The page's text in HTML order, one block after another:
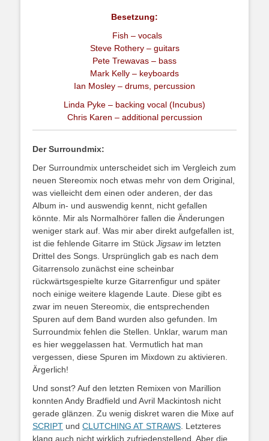
Besetzung:
Fish – vocals
Steve Rothery – guitars
Pete Trewavas – bass
Mark Kelly – keyboards
Ian Mosley – drums, percussion
Linda Pyke – backing vocal (Incubus)
Chris Karen – additional percussion
Der Surroundmix:
Der Surroundmix unterscheidet sich im Vergleich zum
neuen Stereomix noch etwas mehr von dem Original,
was vielleicht dem einen oder anderen, der das
Album in- und auswendig kennt, nicht gefallen
könnte. Mir als Normalhörer fallen die Änderungen
weniger stark auf. Was mir aber direkt aufgefallen ist,
ist die fehlende Gitarre im Stück Jigsawim letzten
Drittel des Songs. Ursprünglich gab es nach dem
Gitarrensolo zunächst eine scheinbar
rückwärtsgespielte kurze Gitarrenfigur und später
noch einige weitere klagende Laute. Diese gibt es
zwar im neuen Stereomix, die entsprechenden
Spuren auf dem Band wurden also gefunden. Im
Surroundmix fehlen die Stellen. Unklar, warum man
es hier weggelassen hat. Vermutlich hat man
vergessen, diese Spuren im Mixdown zu aktivieren.
Ärgerlich!
Und sonst? Auf den letzten Remixen von Marillion
konnten Andy Bradfield und Avril Mackintosh nicht
gerade glänzen. Zu wenig diskret waren die Mixe auf
SCRIPT und CLUTCHING AT STRAWS. Letzteres
klang auch nicht wirklich zufriedenstellend. Aber die